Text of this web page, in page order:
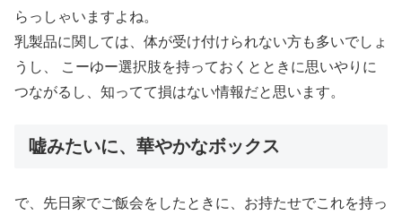
らっしゃいますよね。
乳製品に関しては、体が受け付けられない方も多いでしょ
うし、 こーゆー選択肢を持っておくとときに思いやりに
つながるし、知ってて損はない情報だと思います。
嘘みたいに、華やかなボックス
で、先日家でご飯会をしたときに、お持たせでこれを持っ